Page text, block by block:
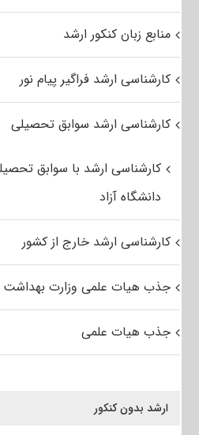
منابع زبان کنکور ارشد
کارشناسی ارشد فراگیر پیام نور
کارشناسی ارشد سوابق تحصیلی
کارشناسی ارشد با سوابق
دانشگاه آزاد
کارشناسی ارشد خارج از کشور
جذب هیات علمی وزارت بهداشت
جذب هیات علمی
ارشد بدون کنکور